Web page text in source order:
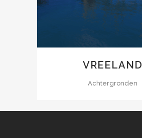
VREELAND
Achtergronden